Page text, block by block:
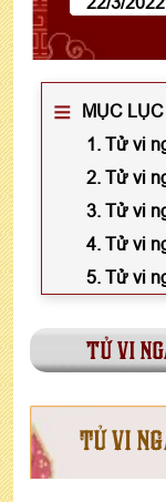
MỤC LỤC
1. Tử vi
2. Tử vi
3. Tử vi
4. Tử vi
5. Tử vi
tử vi
TỬ VI